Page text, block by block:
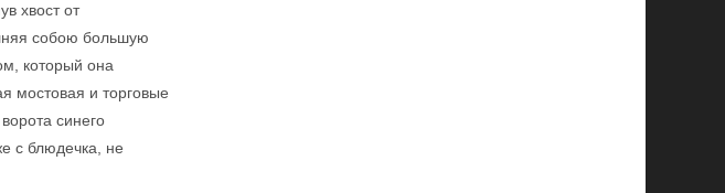
хвост от
собою большую
который она
мостовая и торговые
синего
с блюдечка, не